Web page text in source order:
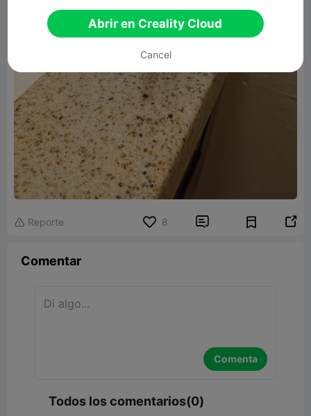
 Reporte 8  
Comentar
Comenta
Todos los comentarios(0)
Abrir en Creality Cloud
Cancel